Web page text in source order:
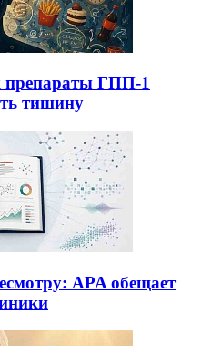
ГПП-1
тишину
APA обещает